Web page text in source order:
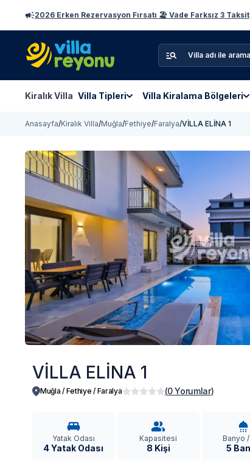
2026 Erken Rezervasyon Fırsatı 🏖️ Vade Farksız 3 Taksit
Kiralık Villa Villa Tipleri Villa Kiralama Bölgeleri
Anasayfa/Kiralık Villa/Muğla/Fethiye/Faralya/VİLLA ELİNA 1
VİLLA ELİNA 1
Muğla / Fethiye / Faralya (0 Yorumlar)
Yatak Odası
4 Yatak Odası
Kapasitesi
8 Kişi
Banyo
5